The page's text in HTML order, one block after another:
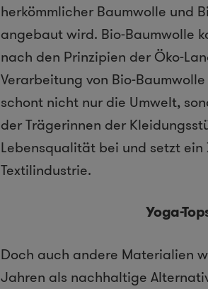
herkömmlicher Baumwolle und
angebaut wird. Bio-Baumwolle
nach den Prinzipien der Öko-
Verarbeitung von Bio-
schont nicht nur die Umwelt,
der Trägerinnen der
Lebensqualität bei und setzt
Textilindustrie.
Yoga-
Doch auch andere Materialien
Jahren als nachhaltige